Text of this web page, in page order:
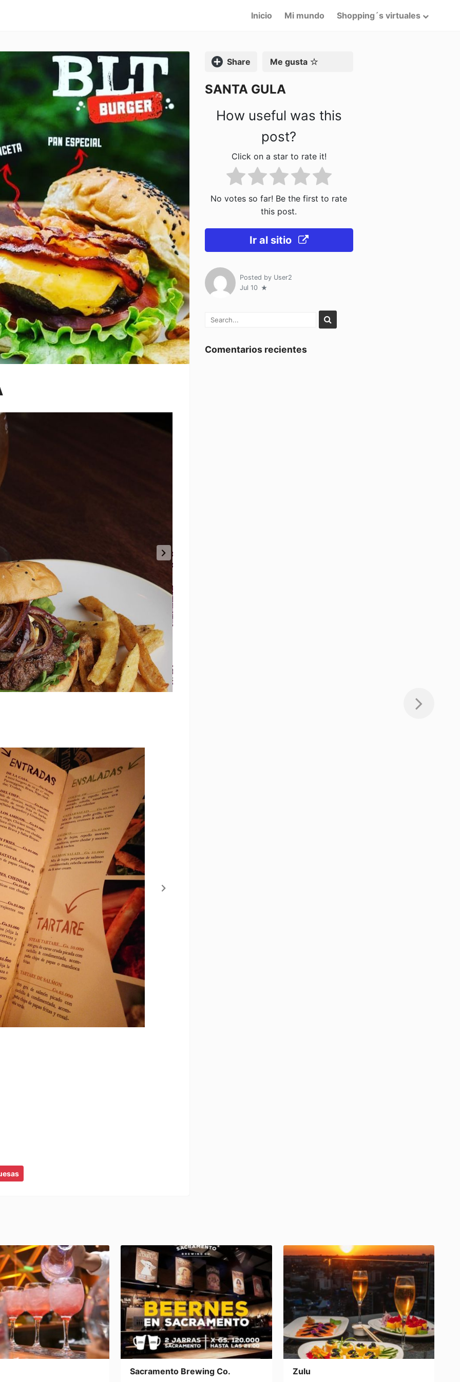
Inicio Mi mundo Shopping´s virtuales
Compartir Me gusta
SANTA GULA
How useful was this
post?
Click on a star to rate it!
No votes so far! Be the first to rate
this post.
Ir al sitio
Posted by User2
Jul 10
Comentarios recientes
Sacramento Brewing Co. Zulu